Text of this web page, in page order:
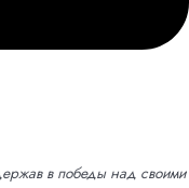
в победы над своими